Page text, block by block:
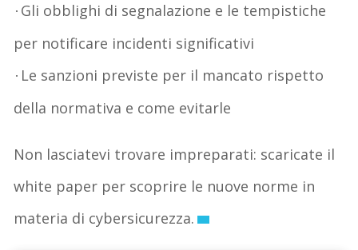
· Gli obblighi di segnalazione e le tempistiche
per notificare incidenti significativi
· Le sanzioni previste per il mancato rispetto
della normativa e come evitarle
Non lasciatevi trovare impreparati: scaricate il
white paper per scoprire le nuove norme in
materia di cybersicurezza.